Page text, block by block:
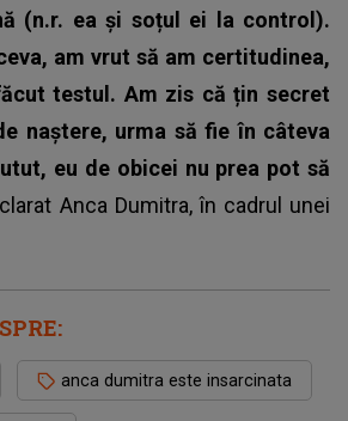
(n.r. ea și soțul ei la control).
am vrut să am certitudinea,
testul. Am zis că țin secret
naștere, urma să fie în câteva
eu de obicei nu prea pot să
Anca Dumitra, în cadrul unei
anca dumitra este insarcinata